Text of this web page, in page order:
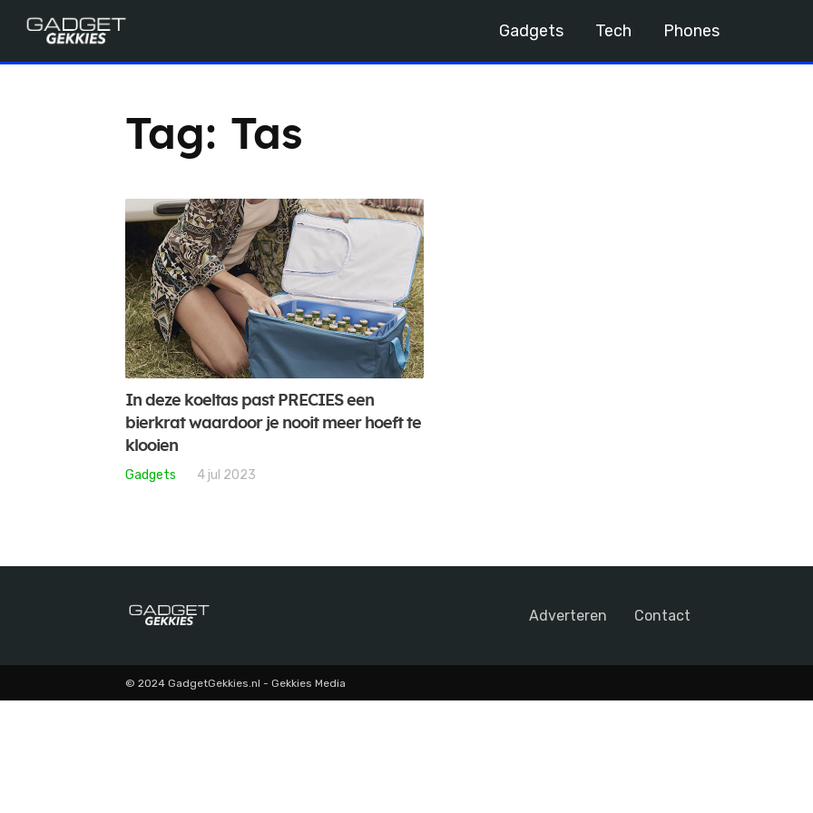
Gadgets Tech Phones
Tag: Tas
In deze koeltas past PRECIES een
bierkrat waardoor je nooit meer hoeft te
klooien
Gadgets 4 jul 2023
Adverteren Contact
© 2024 GadgetGekkies.nl - Gekkies Media